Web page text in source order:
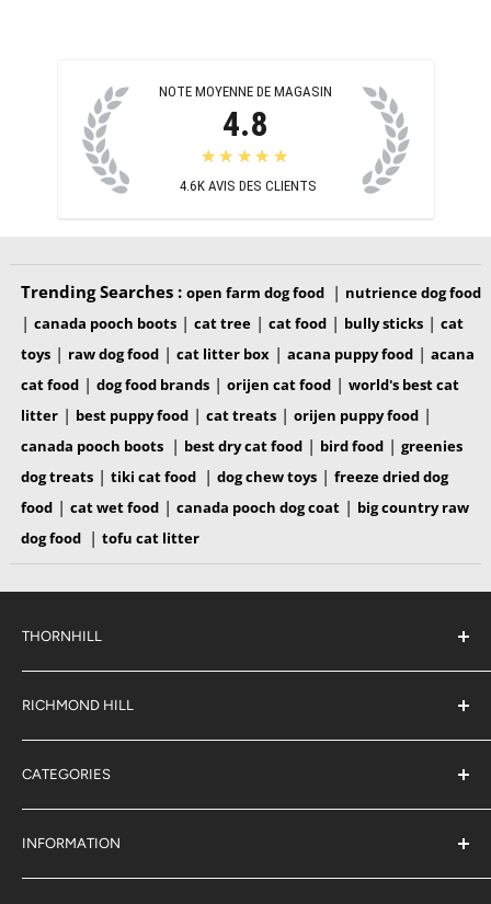
NOTE MOYENNE DE MAGASIN
4.8
★★★★★
4.6K AVIS DES CLIENTS
Trending Searches : open farm dog food | nutrience dog food
| canada pooch boots| cat tree| cat food| bully sticks| cat
toys| raw dog food| cat litter box | acana puppy food| acana
cat food| dog food brands| orijen cat food| world's best cat
litter| best puppy food| cat treats| orijen puppy food|
canada pooch boots | best dry cat food| bird food| greenies
dog treats| tiki cat food | dog chew toys| freeze dried dog
food| cat wet food| canada pooch dog coat| big country raw
dog food | tofu cat litter
THORNHILL
# 38 2900 Steeles Ave East,
Ontario,
RICHMOND HILL
# 6 883 16th Ave,
Ontario,
CATEGORIES
Boutique en magasin
Boutique par marque
INFORMATION
À propos de nous